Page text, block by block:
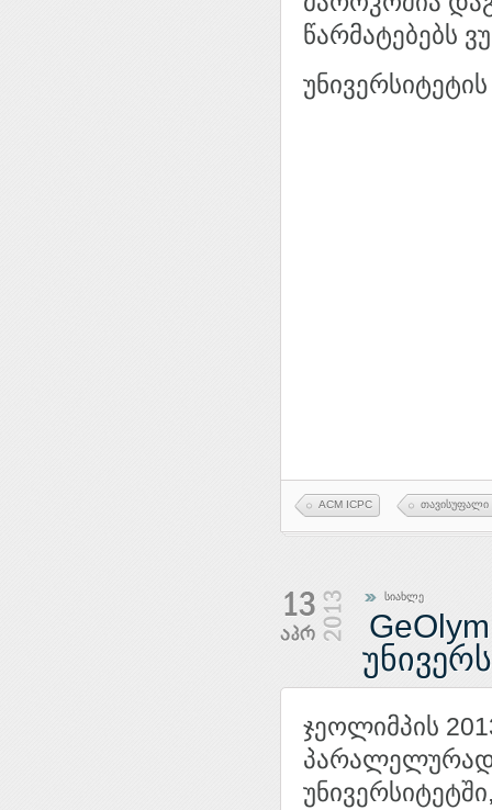
წარმატებებს
ACM ICPC თავისუფალი
სიახლე
ჯეოლიმპის
პარალელურად